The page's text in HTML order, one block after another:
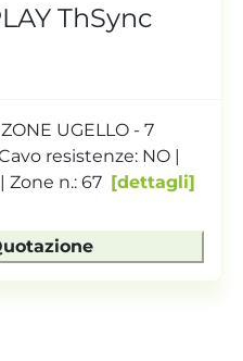
ThSync
UGELLO - 7
resistenze: NO |
Zone n.: 67
dettagli